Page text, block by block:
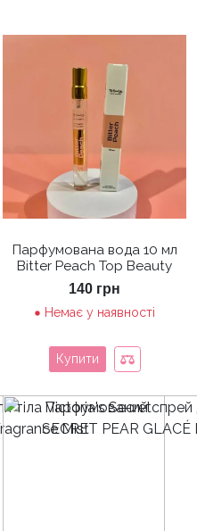
Парфумована вода 10 мл
Bitter Peach Top Beauty
140 грн
Немає у наявності
Купити